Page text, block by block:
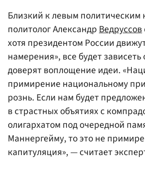
Близкий к левым политическим
политолог АлександрВедруссов
хотя президентом России
намерения», все будет зависеть
доверят воплощение идеи.
примирение национальному
рознь. Если нам будет
в страстных объятиях с
олигархатом под очередной
Маннергейму, то это не
капитуляция», — считает